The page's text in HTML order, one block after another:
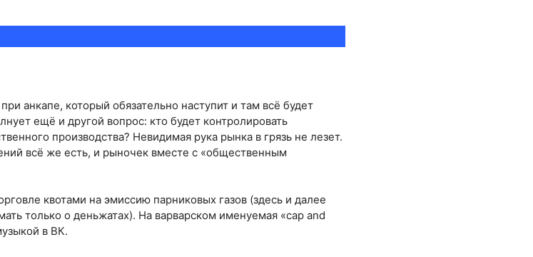
анкапе, который обязательно наступит и там всё будет
ещё и другой вопрос: кто будет контролировать
производства? Невидимая рука рынка в грязь не лезет.
всё же есть, и рыночек вместе с «общественным
квотами на эмиссию парниковых газов (здесь и далее
только о деньжатах). На варварском именуемая «cap and
в ВК.